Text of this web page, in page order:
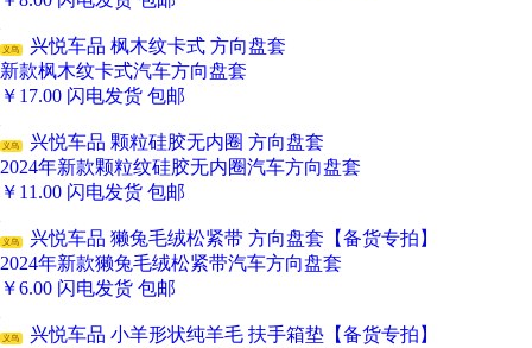
义乌
兴悦车品 枫木纹卡式 方向盘套
新款枫木纹卡式汽车方向盘套
￥ 17.00 闪电发货 包邮
义乌
兴悦车品 颗粒硅胶无内圈 方向盘套
2024年新款颗粒纹硅胶无内圈汽车方向盘套
￥ 11.00 闪电发货 包邮
义乌
兴悦车品 獭兔毛绒松紧带 方向盘套【备货专拍】
2024年新款獭兔毛绒松紧带汽车方向盘套
￥6.00 闪电发货 包邮
义乌
兴悦车品 小羊形状纯羊毛 扶手箱垫【备货专拍】